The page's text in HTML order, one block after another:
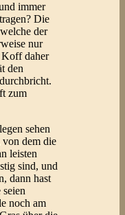
immer
Die
der
nur
daher
den
zum
sehen
von dem die
leisten
sind, und
dann hast
noch am